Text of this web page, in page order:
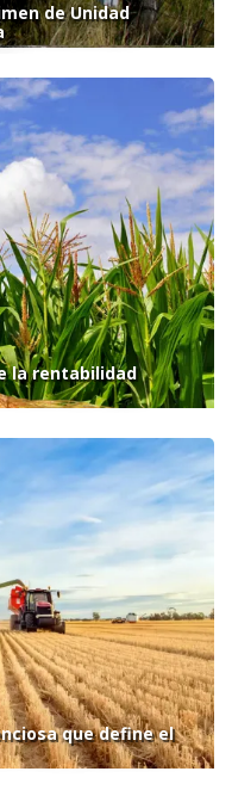
de Unidad
la rentabilidad
que define el